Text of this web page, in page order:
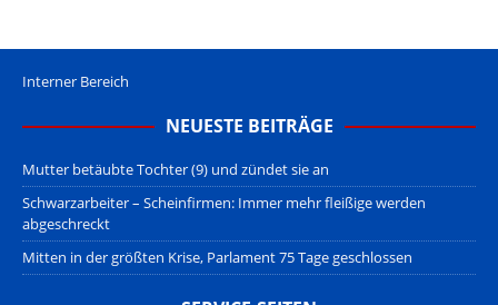
Interner Bereich
NEUESTE BEITRÄGE
Mutter betäubte Tochter (9) und zündet sie an
Schwarzarbeiter – Scheinfirmen: Immer mehr fleißige werden
abgeschreckt
Mitten in der größten Krise, Parlament 75 Tage geschlossen